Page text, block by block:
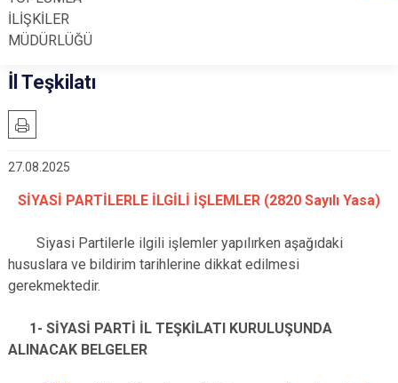
İl Teşkilatı
27.08.2025
SİYASİ PARTİLERLE İLGİLİ İŞLEMLER (2820 Sayılı Yasa)
Siyasi Partilerle ilgili işlemler yapılırken aşağıdaki
hususlara ve bildirim tarihlerine dikkat edilmesi
gerekmektedir.
1- SİYASİ PARTİ İL TEŞKİLATI KURULUŞUNDA
ALINACAK BELGELER